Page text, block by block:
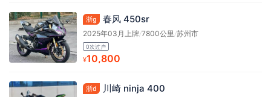
浙g 春风 450sr
2025年03月上牌/7800公里 /苏州市
0次过户
¥10,800
浙d 川崎 ninja 400